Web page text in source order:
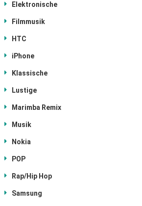
Elektronische
Filmmusik
HTC
iPhone
Klassische
Lustige
Marimba Remix
Musik
Nokia
POP
Rap/Hip Hop
Samsung